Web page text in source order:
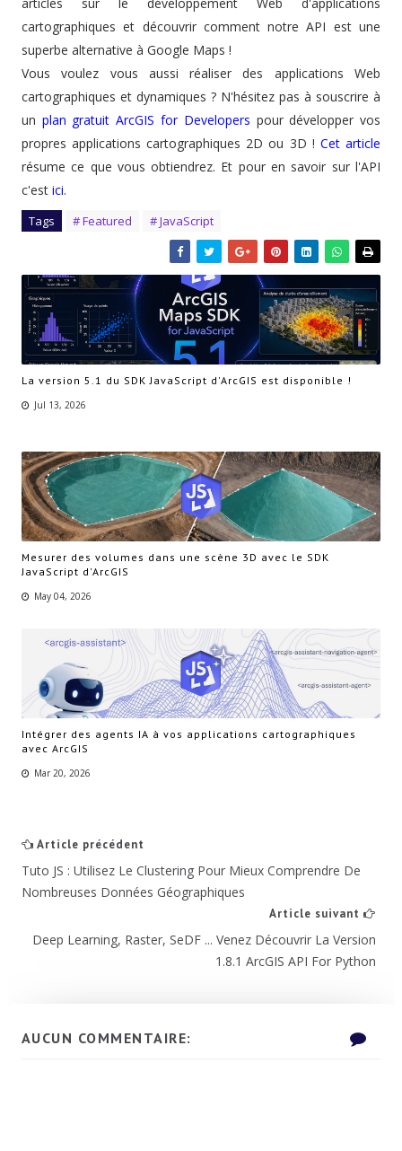
cartographiques et découvrir comment notre API est une
superbe alternative à Google Maps !
Vous voulez vous aussi réaliser des applications Web
cartographiques et dynamiques ? N'hésitez pas à souscrire à
un plan gratuit ArcGIS for Developers pour développer vos
propres applications cartographiques 2D ou 3D ! Cet article
résume ce que vous obtiendrez. Et pour en savoir sur l'API
c'est ici.
Tags # Featured # JavaScript
La version 5.1 du SDK JavaScript d'ArcGIS est disponible !
Jul 13, 2026
Mesurer des volumes dans une scène 3D avec le SDK
JavaScript d'ArcGIS
May 04, 2026
Intégrer des agents IA à vos applications cartographiques
avec ArcGIS
Mar 20, 2026
Article précédent
Tuto JS : Utilisez Le Clustering Pour Mieux Comprendre De
Nombreuses Données Géographiques
Article suivant
Deep Learning, Raster, SeDF ... Venez Découvrir La Version
1.8.1 ArcGIS API For Python
AUCUN COMMENTAIRE: